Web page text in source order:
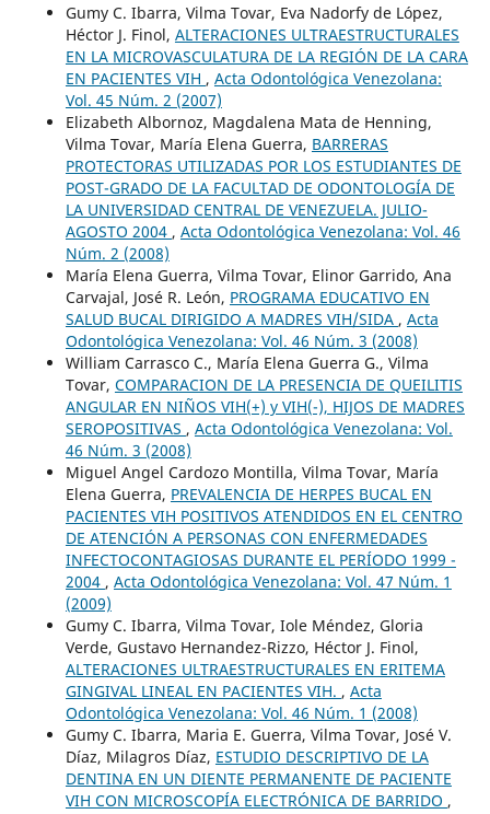
Gumy C. Ibarra, Vilma Tovar, Eva Nadorfy de López,
Héctor J. Finol, ALTERACIONES ULTRAESTRUCTURALES
EN LA MICROVASCULATURA DE LA REGIÓN DE LA CARA
EN PACIENTES VIH , Acta Odontológica Venezolana:
Vol. 45 Núm. 2 (2007)
Elizabeth Albornoz, Magdalena Mata de Henning,
Vilma Tovar, María Elena Guerra, BARRERAS
PROTECTORAS UTILIZADAS POR LOS ESTUDIANTES DE
POST-GRADO DE LA FACULTAD DE ODONTOLOGÍA DE
LA UNIVERSIDAD CENTRAL DE VENEZUELA. JULIO-
AGOSTO 2004 , Acta Odontológica Venezolana: Vol. 46
Núm. 2 (2008)
María Elena Guerra, Vilma Tovar, Elinor Garrido, Ana
Carvajal, José R. León, PROGRAMA EDUCATIVO EN
SALUD BUCAL DIRIGIDO A MADRES VIH/SIDA , Acta
Odontológica Venezolana: Vol. 46 Núm. 3 (2008)
William Carrasco C., María Elena Guerra G., Vilma
Tovar, COMPARACION DE LA PRESENCIA DE QUEILITIS
ANGULAR EN NIÑOS VIH(+) y VIH(-), HIJOS DE MADRES
SEROPOSITIVAS , Acta Odontológica Venezolana: Vol.
46 Núm. 3 (2008)
Miguel Angel Cardozo Montilla, Vilma Tovar, María
Elena Guerra, PREVALENCIA DE HERPES BUCAL EN
PACIENTES VIH POSITIVOS ATENDIDOS EN EL CENTRO
DE ATENCIÓN A PERSONAS CON ENFERMEDADES
INFECTOCONTAGIOSAS DURANTE EL PERÍODO 1999 -
2004 , Acta Odontológica Venezolana: Vol. 47 Núm. 1
(2009)
Gumy C. Ibarra, Vilma Tovar, Iole Méndez, Gloria
Verde, Gustavo Hernandez-Rizzo, Héctor J. Finol,
ALTERACIONES ULTRAESTRUCTURALES EN ERITEMA
GINGIVAL LINEAL EN PACIENTES VIH. , Acta
Odontológica Venezolana: Vol. 46 Núm. 1 (2008)
Gumy C. Ibarra, Maria E. Guerra, Vilma Tovar, José V.
Díaz, Milagros Díaz, ESTUDIO DESCRIPTIVO DE LA
DENTINA EN UN DIENTE PERMANENTE DE PACIENTE
VIH CON MICROSCOPÍA ELECTRÓNICA DE BARRIDO ,